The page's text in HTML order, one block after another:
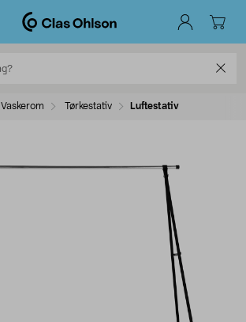
Vaskerom Tørkestativ Luftestativ